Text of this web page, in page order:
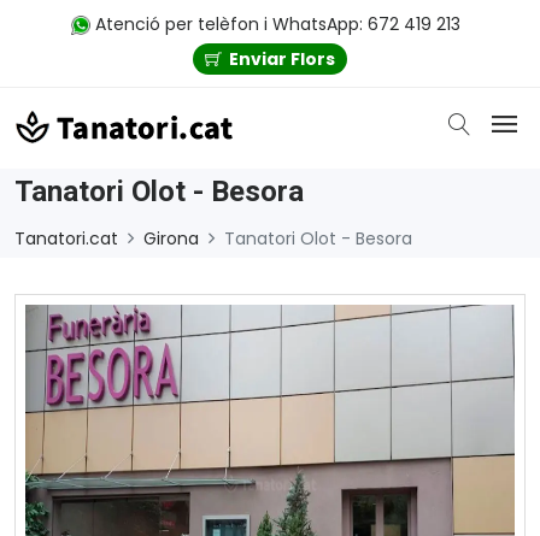
Atenció per telèfon i WhatsApp: 672 419 213
Enviar Flors
Tanatori Olot - Besora
Tanatori.cat Girona Tanatori Olot - Besora